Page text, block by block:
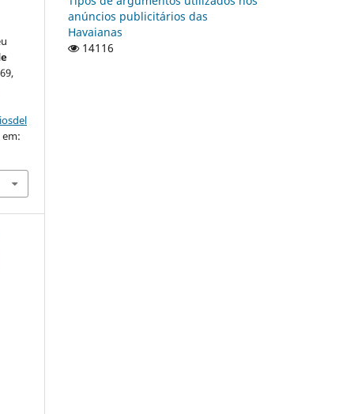
em:
anúncios publicitários das
Havaianas
14116